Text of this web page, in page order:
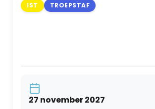
IST TROEPSTAF
27 november 2027